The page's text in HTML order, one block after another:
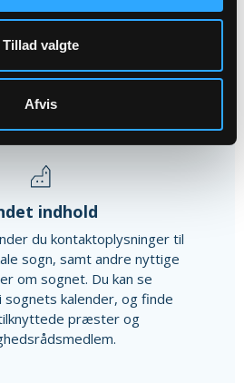
Tillad valgte
Afvis
indhold
du kontaktoplysninger til
sogn, samt andre nyttige
om sognet. Du kan se
sognets kalender, og finde
præster og